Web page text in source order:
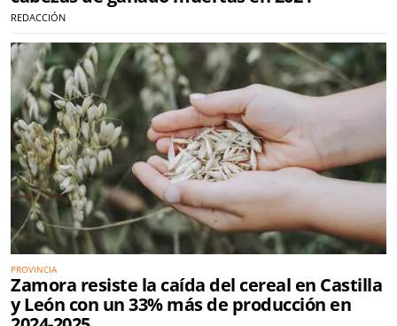
REDACCIÓN
PROVINCIA
Zamora resiste la caída del cereal en Castilla
y León con un 33% más de producción en